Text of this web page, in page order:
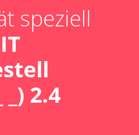
speziell
_) 2.4